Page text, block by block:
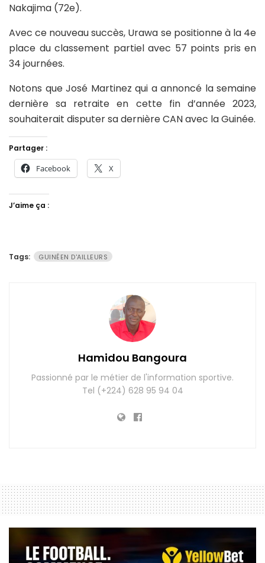
Nakajima (72e).
Avec ce nouveau succès, Urawa se positionne à la 4e
place du classement partiel avec 57 points pris en
34 journées.
Notons que José Martinez qui a annoncé la semaine
dernière sa retraite en cette fin d’année 2023,
souhaiterait disputer sa dernière CAN avec la Guinée.
Partager :
Facebook X
J’aime ça :
Tags: GUINÉEN D'AILLEURS
Hamidou Bangoura
Passionné par le métier de l'information sportive.
Tel (+224) 628 95 94 04